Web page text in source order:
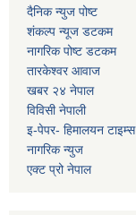
दैनिक न्युज पोष्ट
शंकल्प न्यूज डटकम
नागरिक पोष्ट डटकम
तारकेश्वर आवाज
खबर २४ नेपाल
विविसी नेपाली
इ-पेपर- हिमालयन टाइम्स
नागरिक न्युज
एक्ट प्रो नेपाल